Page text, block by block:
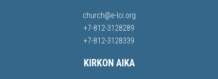
church@e-lci.org
+7-812-3128289
+7-812-3128339
KIRKON AIKA